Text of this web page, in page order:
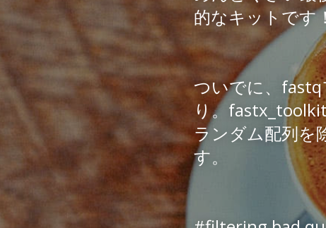
的なキットです！
ついでに、
り。
ランダム配列を
す。